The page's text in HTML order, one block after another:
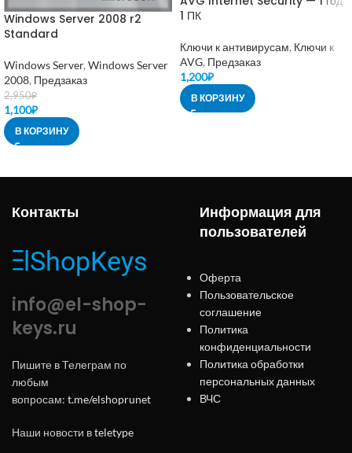
Windows Server 2008 r2
Standard
Windows Server, Windows Server
2008, Предзаказ
2,950₽
1,100₽
В КОРЗИНУ
1 ПК
Ключи к антивирусам, Ключи к
AVG, Предзаказ
1,200₽
В КОРЗИНУ
Контакты
info@el-shop-
keys.ru
Пишите в Телеграм по
любым
вопросам: t.me/elshoprunet
Наши новости вteletype
Информация для
пользователей
Оферта
Пользовательское
соглашение
Политика
конфиденциальности
Политика обработки
персональных данных
ВЧС